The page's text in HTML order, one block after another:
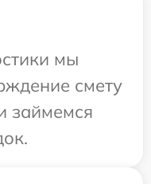
мы
смету
займемся